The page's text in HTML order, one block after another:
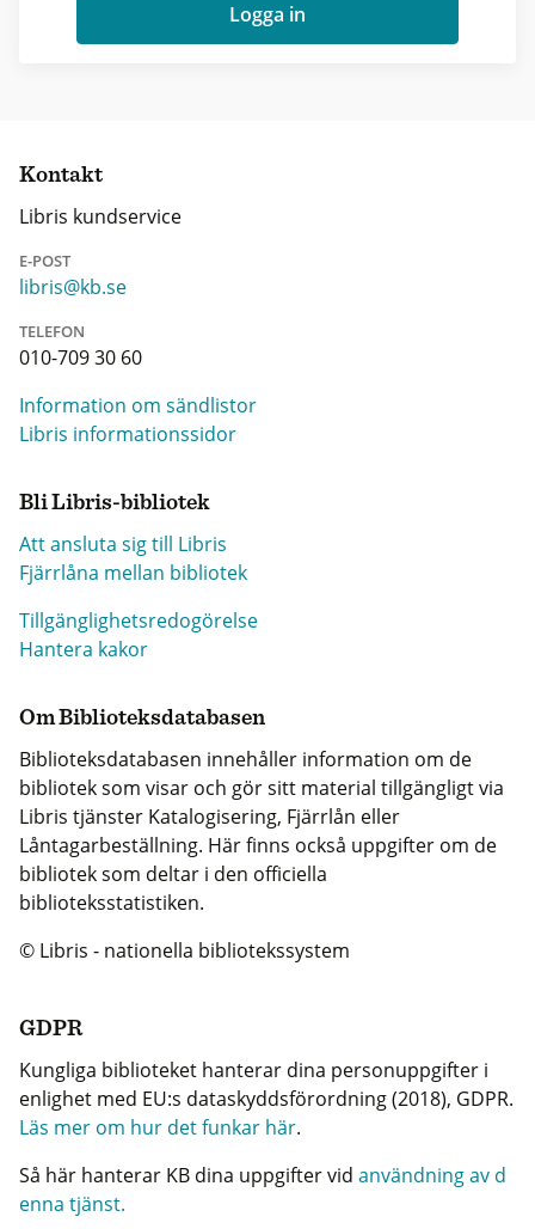
Logga in
Kontakt
Libris kundservice
E-POST
libris@kb.se
TELEFON
010-709 30 60
Information om sändlistor
Libris informationssidor
Bli Libris-bibliotek
Att ansluta sig till Libris
Fjärrlåna mellan bibliotek
Tillgänglighetsredogörelse
Hantera kakor
Om Biblioteksdatabasen
Biblioteksdatabasen innehåller information om de
bibliotek som visar och gör sitt material tillgängligt via
Libris tjänster Katalogisering, Fjärrlån eller
Låntagarbeställning. Här finns också uppgifter om de
bibliotek som deltar i den officiella
biblioteksstatistiken.
© Libris - nationella bibliotekssystem
GDPR
Kungliga biblioteket hanterar dina personuppgifter i
enlighet med EU:s dataskyddsförordning (2018), GDPR.
Läs mer om hur det funkar här.
Så här hanterar KB dina uppgifter vid användning av d
enna tjänst.